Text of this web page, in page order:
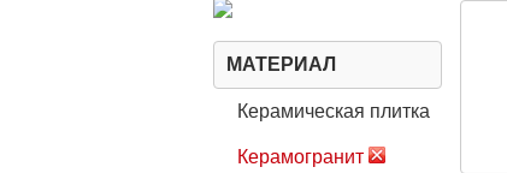
МАТЕРИАЛ
Керамическая плитка
Керамогранит